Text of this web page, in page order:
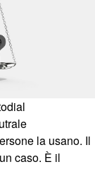
la usano. Il
caso. È il